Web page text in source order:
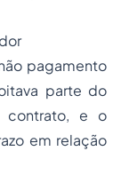
pagamento
parte do
contrato, e o
em relação